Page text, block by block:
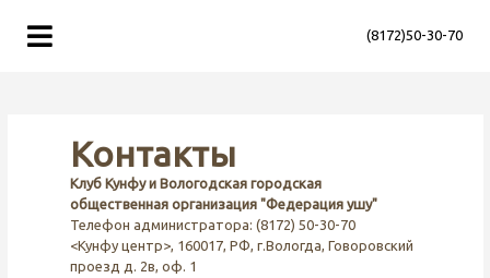
(8172)50-30-70
Контакты
Клуб Кунфу и Вологодская городская
общественная организация "Федерация ушу"
Телефон администратора: (8172) 50-30-70
<Кунфу центр>, 160017, РФ, г.Вологда, Говоровский
проезд д. 2в, оф. 1